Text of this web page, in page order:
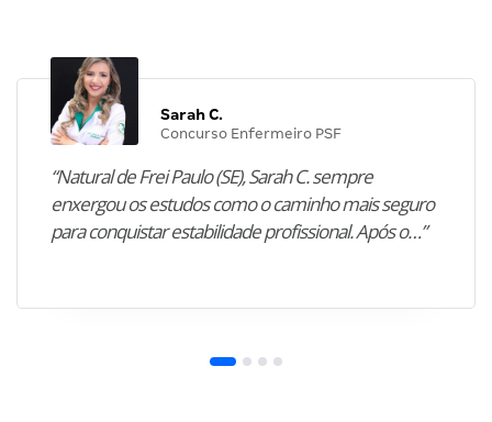
Sarah C.
Concurso Enfermeiro PSF
“Natural de Frei Paulo (SE), Sarah C. sempre
enxergou os estudos como o caminho mais seguro
para conquistar estabilidade profissional. Após o…”